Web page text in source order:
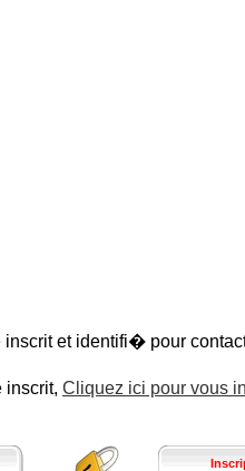
et identifi� pour
inscrit, Cliquez ici pour vous